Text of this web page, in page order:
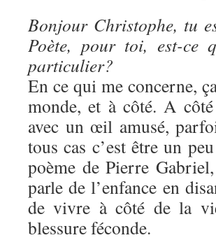
Bonjour Christophe, tu
Poète, pour toi, est-ce
particulier?
En ce qui me concerne,
monde, et à côté. A
avec un œil amusé,
tous cas c’est être un
poème de Pierre
parle de l’enfance en
de vivre à côté de la
blessure féconde.